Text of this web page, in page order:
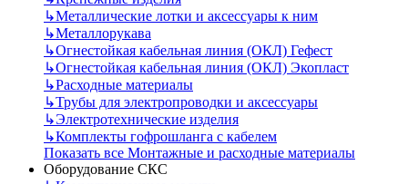
↳Металлические лотки и аксессуары к ним
↳Металлорукава
↳Огнестойкая кабельная линия (ОКЛ) Гефест
↳Огнестойкая кабельная линия (ОКЛ) Экопласт
↳Расходные материалы
↳Трубы для электропроводки и аксессуары
↳Электротехнические изделия
↳Комплекты гофрошланга с кабелем
Показать все Монтажные и расходные материалы
Оборудование СКС